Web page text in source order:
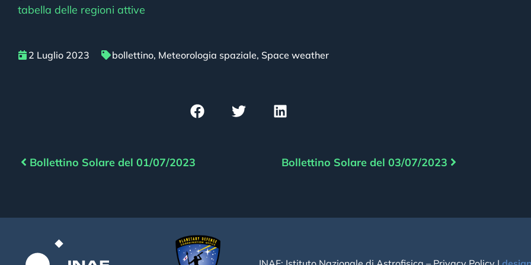
tabella delle regioni attive
2 Luglio 2023 bollettino, Meteorologia spaziale, Space weather
Bollettino Solare del 01/07/2023 Bollettino Solare del 03/07/2023